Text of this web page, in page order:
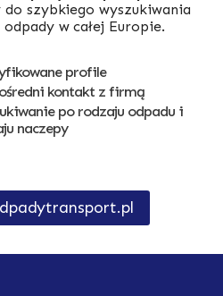
szybkiego wyszukiwania
w całej Europie.
profile
kontakt z firmą
po rodzaju odpadu i
naczepy